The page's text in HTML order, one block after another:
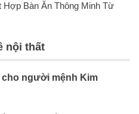
Bàn Ăn Thông Minh Từ
nội thất
người mệnh Kim